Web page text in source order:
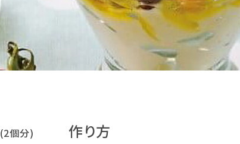
(2個分) 作り方